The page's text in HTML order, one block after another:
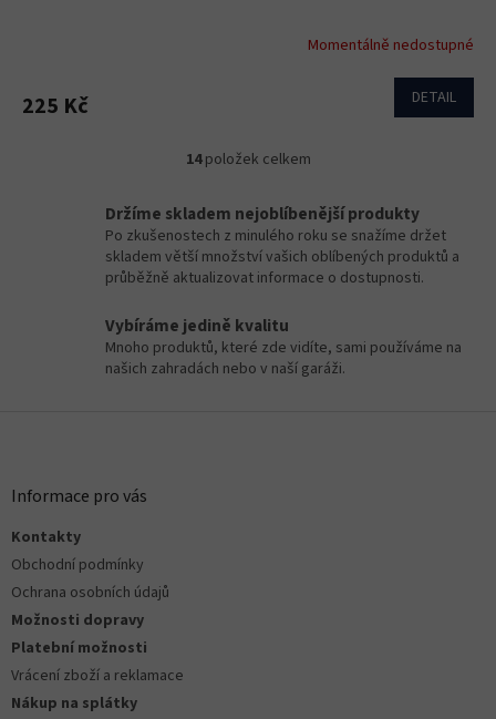
Momentálně nedostupné
225 Kč DETAIL
O
l
á
d
a
í
p
r
v
14položek celkem
Držíme skladem nejoblíbenější produkty
Po zkušenostech z minulého roku se snažíme držet
skladem větší množství vašich oblíbených produktů a
průběžně aktualizovat informace o dostupnosti.
Vybíráme jedině kvalitu
Mnoho produktů, které zde vidíte, sami používáme na
našich zahradách nebo v naší garáži.
Informace pro vás
Kontakty
Obchodní podmínky
Ochrana osobních údajů
Možnosti dopravy
Platební možnosti
Vrácení zboží a reklamace
Nákup na splátky